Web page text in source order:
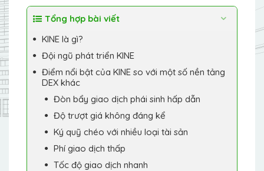
Tổng hợp bài viết
KINE là gì?
Đội ngũ phát triển KINE
Điểm nổi bật của KINE so với một số nền tảng
DEX khác
Đòn bẩy giao dịch phái sinh hấp dẫn
Độ trượt giá không đáng kể
Ký quỹ chéo với nhiều loại tài sản
Phí giao dịch thấp
Tốc độ giao dịch nhanh